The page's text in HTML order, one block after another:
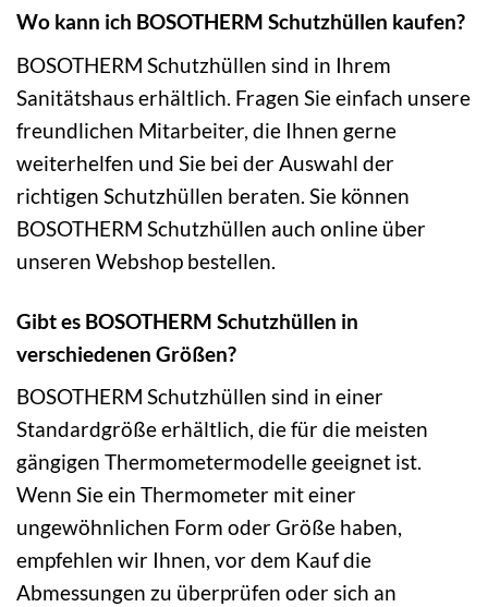
Wo kann ich BOSOTHERM Schutzhüllen kaufen?
BOSOTHERM Schutzhüllen sind in Ihrem
Sanitätshaus erhältlich. Fragen Sie einfach unsere
freundlichen Mitarbeiter, die Ihnen gerne
weiterhelfen und Sie bei der Auswahl der
richtigen Schutzhüllen beraten. Sie können
BOSOTHERM Schutzhüllen auch online über
unseren Webshop bestellen.
Gibt es BOSOTHERM Schutzhüllen in
verschiedenen Größen?
BOSOTHERM Schutzhüllen sind in einer
Standardgröße erhältlich, die für die meisten
gängigen Thermometermodelle geeignet ist.
Wenn Sie ein Thermometer mit einer
ungewöhnlichen Form oder Größe haben,
empfehlen wir Ihnen, vor dem Kauf die
Abmessungen zu überprüfen oder sich an